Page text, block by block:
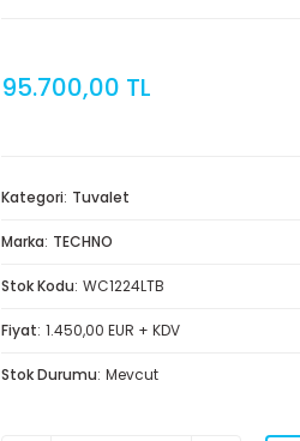
95.700,00 TL
Kategori Tuvalet
Marka TECHNO
Stok Kodu WC1224LTB
Fiyat 1.450,00 EUR + KDV
Stok Durumu Mevcut